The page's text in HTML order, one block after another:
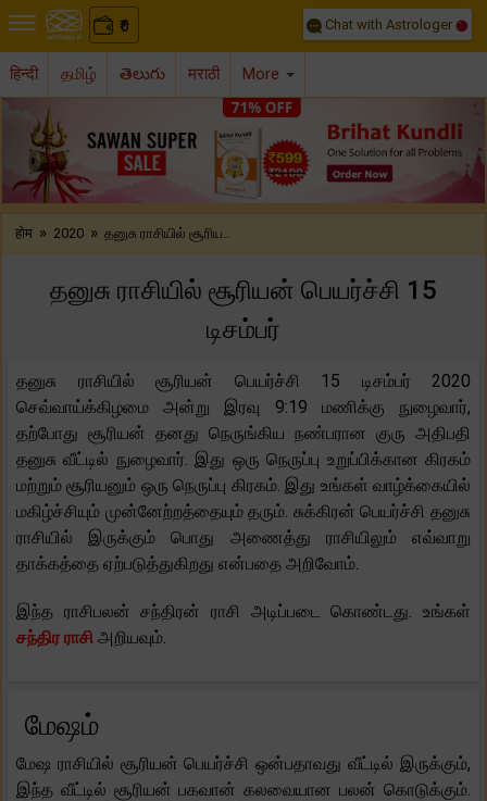
₹
0 Chat with Astrologer
हिन्दी தமிழ் తెలుగు मराठी More
Previous
होम » 2020 » தனுசு ராசியில் சூரிய..
தனுசு ராசியில் சூரியன் பெயர்ச்சி 15
டிசம்பர்
தனுசு ராசியில் சூரியன் பெயர்ச்சி 15 டிசம்பர் 2020
செவ்வாய்க்கிழமை அன்று இரவு 9:19 மணிக்கு நுழைவார்,
தற்போது சூரியன் தனது நெருங்கிய நண்பரான குரு அதிபதி
தனுசு வீட்டில் நுழைவார். இது ஒரு நெருப்பு உறுப்பிக்கான கிரகம்
மற்றும் சூரியனும் ஒரு நெருப்பு கிரகம். இது உங்கள் வாழ்க்கையில்
மகிழ்ச்சியும் முன்னேற்றத்தையும் தரும். சுக்கிரன் பெயர்ச்சி தனுசு
ராசியில் இருக்கும் பொது அணைத்து ராசியிலும் எவ்வாறு
தாக்கத்தை ஏற்படுத்துகிறது என்பதை அறிவோம்.
இந்த ராசிபலன் சந்திரன் ராசி அடிப்படை கொண்டது. உங்கள்
சந்திர ராசி அறியவும்.
மேஷம்
மேஷ ராசியில் சூரியன் பெயர்ச்சி ஒன்பதாவது வீட்டில் இருக்கும்,
இந்த வீட்டில் சூரியன் பகவான் கலவையான பலன் கொடுக்கும்.